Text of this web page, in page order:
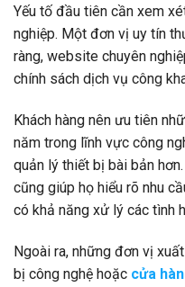
Yếu tố đầu tiên cần xem
nghiệp. Một đơn vị uy tín
ràng, website chuyên
chính sách dịch vụ công
Khách hàng nên ưu tiên
năm trong lĩnh vực công
quản lý thiết bị bài bản
cũng giúp họ hiểu rõ nhu
có khả năng xử lý các tình
Ngoài ra, những đơn vị
bị công nghệ hoặc cửa